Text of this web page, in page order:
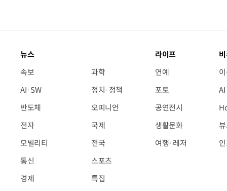
뉴스
속보
AI·SW
반도체
전자
모빌리티
통신
경제
과학
정치·정책
오피니언
국제
전국
스포츠
특집
라이프
연예
포토
공연전시
생활문화
여행·레저